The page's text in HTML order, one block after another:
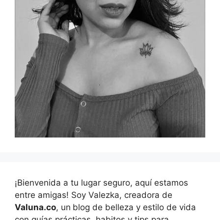
¡Bienvenida a tu lugar seguro, aquí estamos
entre amigas! Soy Valezka, creadora de
Valuna.co, un blog de belleza y estilo de vida